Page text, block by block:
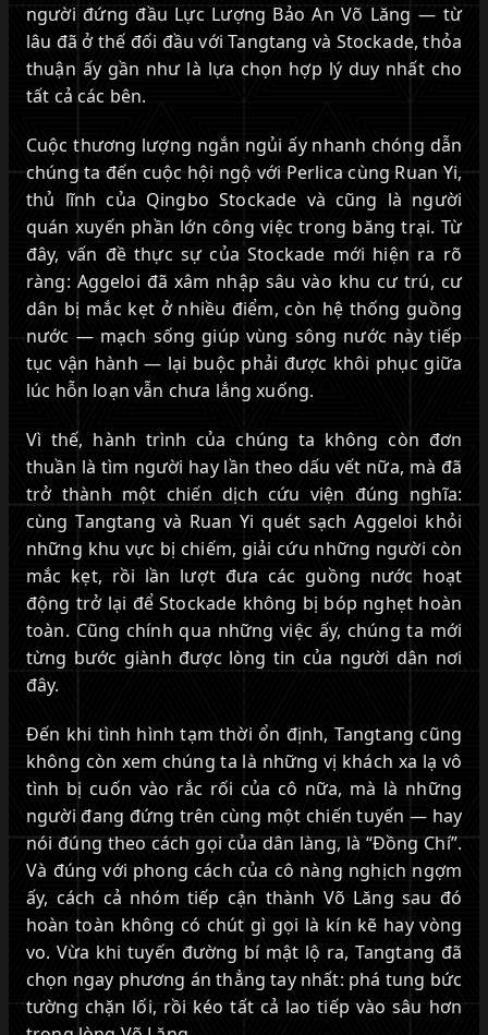
người đứng đầu Lực Lượng Bảo An Võ Lăng — từ
lâu đã ở thế đối đầu với Tangtang và Stockade, thỏa
thuận ấy gần như là lựa chọn hợp lý duy nhất cho
tất cả các bên.
Cuộc thương lượng ngắn ngủi ấy nhanh chóng dẫn
chúng ta đến cuộc hội ngộ với Perlica cùng Ruan Yi,
thủ lĩnh của Qingbo Stockade và cũng là người
quán xuyến phần lớn công việc trong băng trại. Từ
đây, vấn đề thực sự của Stockade mới hiện ra rõ
ràng: Aggeloi đã xâm nhập sâu vào khu cư trú, cư
dân bị mắc kẹt ở nhiều điểm, còn hệ thống guồng
nước — mạch sống giúp vùng sông nước này tiếp
tục vận hành — lại buộc phải được khôi phục giữa
lúc hỗn loạn vẫn chưa lắng xuống.
Vì thế, hành trình của chúng ta không còn đơn
thuần là tìm người hay lần theo dấu vết nữa, mà đã
trở thành một chiến dịch cứu viện đúng nghĩa:
cùng Tangtang và Ruan Yi quét sạch Aggeloi khỏi
những khu vực bị chiếm, giải cứu những người còn
mắc kẹt, rồi lần lượt đưa các guồng nước hoạt
động trở lại để Stockade không bị bóp nghẹt hoàn
toàn. Cũng chính qua những việc ấy, chúng ta mới
từng bước giành được lòng tin của người dân nơi
đây.
Đến khi tình hình tạm thời ổn định, Tangtang cũng
không còn xem chúng ta là những vị khách xa lạ vô
tình bị cuốn vào rắc rối của cô nữa, mà là những
người đang đứng trên cùng một chiến tuyến — hay
nói đúng theo cách gọi của dân làng, là “Đồng Chí”.
Và đúng với phong cách của cô nàng nghịch ngợm
ấy, cách cả nhóm tiếp cận thành Võ Lăng sau đó
hoàn toàn không có chút gì gọi là kín kẽ hay vòng
vo. Vừa khi tuyến đường bí mật lộ ra, Tangtang đã
chọn ngay phương án thẳng tay nhất: phá tung bức
tường chặn lối, rồi kéo tất cả lao tiếp vào sâu hơn